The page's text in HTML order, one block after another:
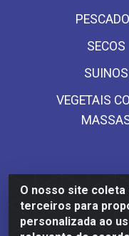
O nosso site
terceiros para
personalizada ao
SECOS
SUINOS
VEGETAIS
Frinscal -
Rodovia BR 101
Palmares/PE - CEP